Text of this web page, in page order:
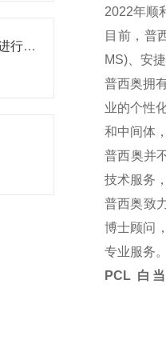
如何利用浊度标准比色液进行水体生态系统的研究？
2022年顺
目前，普
MS)、安
普西奥拥
业的个性
和中间体
普西奥并
技术服务
普西奥致
博士顾问
专业服务
PCL 白